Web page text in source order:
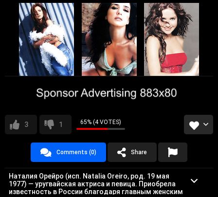
3 1 65% (4 VOTES)
Comments (0) Share
Наталия Орейро (исп. Natalia Oreiro, род. 19 мая
1977) — уругвайская актриса и певица. Приобрела
известность в России благодаря главным женским